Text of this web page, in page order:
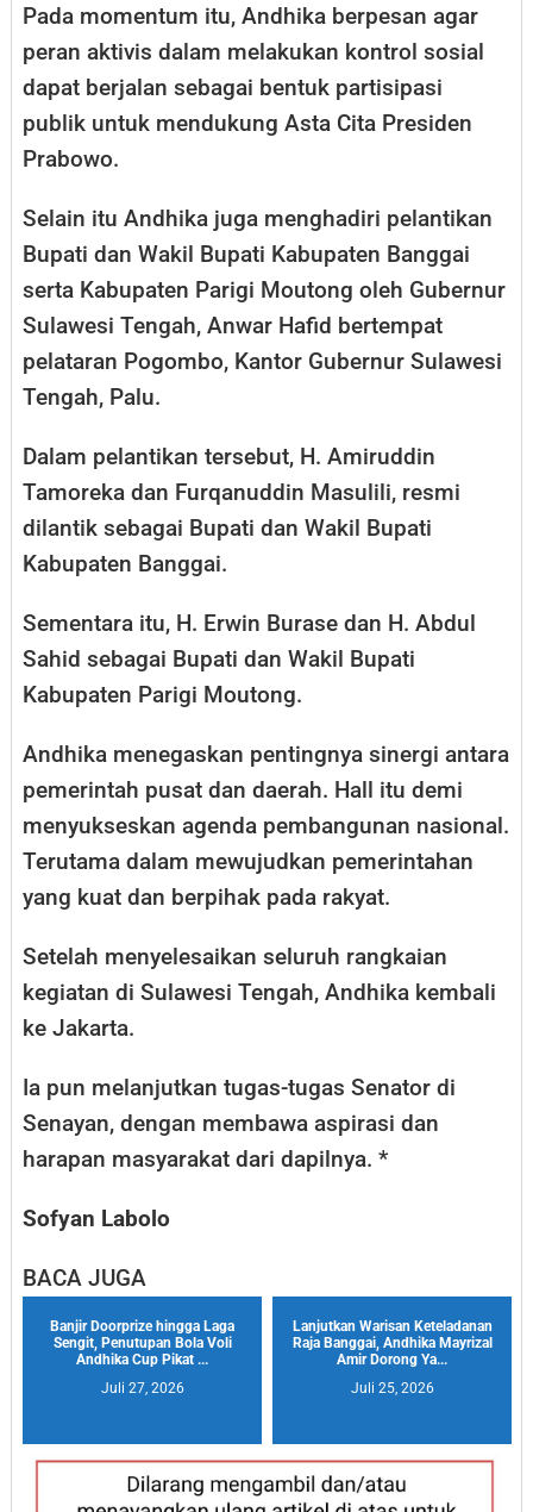
Pada momentum itu, Andhika berpesan agar
peran aktivis dalam melakukan kontrol sosial
dapat berjalan sebagai bentuk partisipasi
publik untuk mendukung Asta Cita Presiden
Prabowo.
Selain itu Andhika juga menghadiri pelantikan
Bupati dan Wakil Bupati Kabupaten Banggai
serta Kabupaten Parigi Moutong oleh Gubernur
Sulawesi Tengah, Anwar Hafid bertempat
pelataran Pogombo, Kantor Gubernur Sulawesi
Tengah, Palu.
Dalam pelantikan tersebut, H. Amiruddin
Tamoreka dan Furqanuddin Masulili, resmi
dilantik sebagai Bupati dan Wakil Bupati
Kabupaten Banggai.
Sementara itu, H. Erwin Burase dan H. Abdul
Sahid sebagai Bupati dan Wakil Bupati
Kabupaten Parigi Moutong.
Andhika menegaskan pentingnya sinergi antara
pemerintah pusat dan daerah. Hall itu demi
menyukseskan agenda pembangunan nasional.
Terutama dalam mewujudkan pemerintahan
yang kuat dan berpihak pada rakyat.
Setelah menyelesaikan seluruh rangkaian
kegiatan di Sulawesi Tengah, Andhika kembali
ke Jakarta.
Ia pun melanjutkan tugas-tugas Senator di
Senayan, dengan membawa aspirasi dan
harapan masyarakat dari dapilnya. *
Sofyan Labolo
BACA JUGA
Banjir Doorprize hingga Laga
Sengit, Penutupan Bola Voli
Andhika Cup Pikat ...
Juli 27, 2026
Lanjutkan Warisan Keteladanan
Raja Banggai, Andhika Mayrizal
Amir Dorong Ya...
Juli 25, 2026